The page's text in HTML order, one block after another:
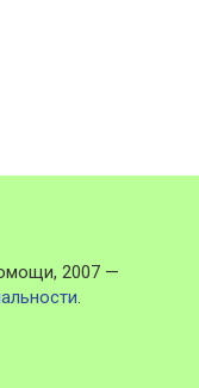
2007 —
.